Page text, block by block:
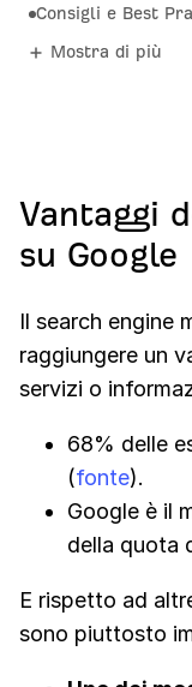
Consigli e Best
Mostra di più
Vantaggi
su Google
Il search engine
raggiungere un
servizi o
68% delle
(fonte).
Google è il
della quota
E rispetto ad
sono piuttosto